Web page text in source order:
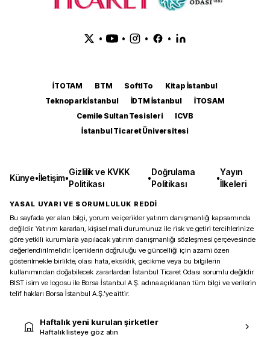
• • • •
İTOTAM BTM SoftITo
Kitap İstanbul
Teknopark İstanbul
İDTM İstanbul
İTOSAM
Cemile Sultan Tesisleri
ICVB
İstanbul Ticaret Üniversitesi
Künye•İletişim•
Gizlilik ve KVKK
Politikası
•
Doğrulama
Politikası
•
Yayın
İlkeleri
YASAL UYARI VE SORUMLULUK REDDİ
Bu sayfada yer alan bilgi, yorum ve içerikler yatırım danışmanlığı kapsamında
değildir. Yatırım kararları, kişisel mali durumunuz ile risk ve getiri tercihlerinize
göre yetkili kurumlarla yapılacak yatırım danışmanlığı sözleşmesi çerçevesinde
değerlendirilmelidir. İçeriklerin doğruluğu ve güncelliği için azami özen
gösterilmekle birlikte, olası hata, eksiklik, gecikme veya bu bilgilerin
kullanımından doğabilecek zararlardan İstanbul Ticaret Odası sorumlu değildir.
BIST isim ve logosu ile Borsa İstanbul A.Ş. adına açıklanan tüm bilgi ve verilerin
telif hakları Borsa İstanbul A.Ş.’ye aittir.
Haftalık yeni kurulan şirketler
Haftalık listeye göz atın